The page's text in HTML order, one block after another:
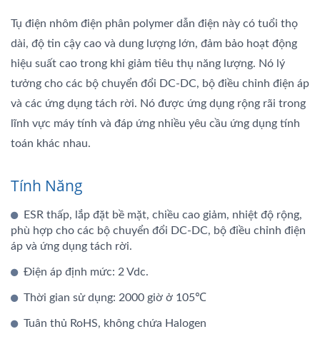
Tụ điện nhôm điện phân polymer dẫn điện này có tuổi thọ
dài, độ tin cậy cao và dung lượng lớn, đảm bảo hoạt động
hiệu suất cao trong khi giảm tiêu thụ năng lượng. Nó lý
tưởng cho các bộ chuyển đổi DC-DC, bộ điều chỉnh điện áp
và các ứng dụng tách rời. Nó được ứng dụng rộng rãi trong
lĩnh vực máy tính và đáp ứng nhiều yêu cầu ứng dụng tính
toán khác nhau.
Tính Năng
ESR thấp, lắp đặt bề mặt, chiều cao giảm, nhiệt độ rộng,
phù hợp cho các bộ chuyển đổi DC-DC, bộ điều chỉnh điện
áp và ứng dụng tách rời.
Điện áp định mức: 2 Vdc.
Thời gian sử dụng: 2000 giờ ở 105℃
Tuân thủ RoHS, không chứa Halogen